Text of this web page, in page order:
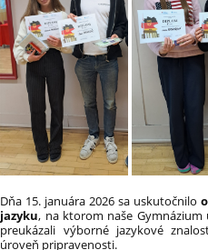
Dňa 15. januára 2026 sa uskutočnilo
jazyku, na ktorom naše Gymnázium
preukázali výborné jazykové
úroveň pripravenosti.